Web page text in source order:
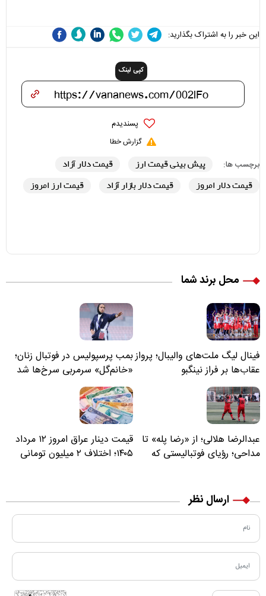
این خبر را به اشتراک بگذارید:
کپی لینک
پسندیدم
گزارش خطا
برچسب ها: پیش بینی قیمت ارز
قیمت دلار آزاد
قیمت دلار امروز
قیمت دلار بازار آزاد قیمت ارز امروز
محل برند شما
فینال لیگ ملت‌های والیبال؛ پرواز
عقاب‌ها بر فراز نینگبو
بمب پرسپولیس در فوتبال زنان؛
«خانم‌گل» سرمربی سرخ‌ها شد
عبدالرضا هلالی؛ از «رضا پله» تا
مداحی؛ رؤیای فوتبالیستی که
قیمت دینار عراق امروز ۱۲ مرداد
۱۴۰۵؛ اختلاف ۲ میلیون تومانی
ارسال نظر